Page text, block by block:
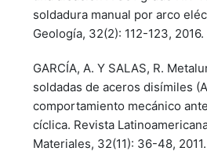
soldadura manual por arco
Geología, 32(2): 112-123, 2016.
GARCÍA, A. Y SALAS, R.
soldadas de aceros disímiles
comportamiento mecánico
cíclica. Revista
Materiales, 32(11): 36-48, 2011.